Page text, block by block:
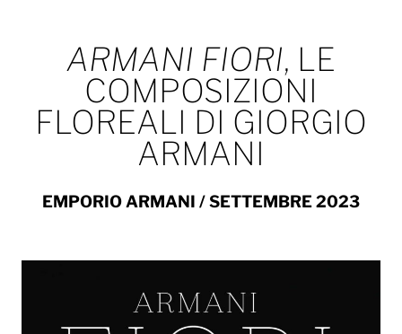
ARMANI FIORI, LE
COMPOSIZIONI
FLOREALI DI GIORGIO
ARMANI
EMPORIO ARMANI / SETTEMBRE 2023